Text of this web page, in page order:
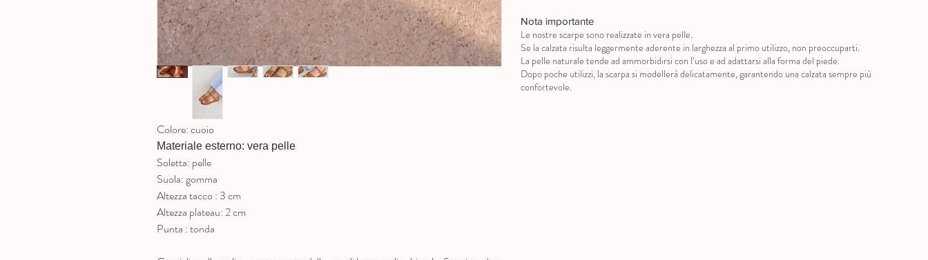
Colore: cuoio
Materiale esterno: vera pelle
Soletta: pelle
Suola: gomma
Altezza tacco : 3 cm
Altezza plateau: 2 cm
Punta : tonda
Nota importante
Le nostre scarpe sono realizzate in vera pelle.
Se la calzata risulta leggermente aderente in larghezza al primo utilizzo, non preoccuparti.
La pelle naturale tende ad ammorbidirsi con l’uso e ad adattarsi alla forma del piede.
Dopo poche utilizzi, la scarpa si modellerà delicatamente, garantendo una calzata sempre più
confortevole.